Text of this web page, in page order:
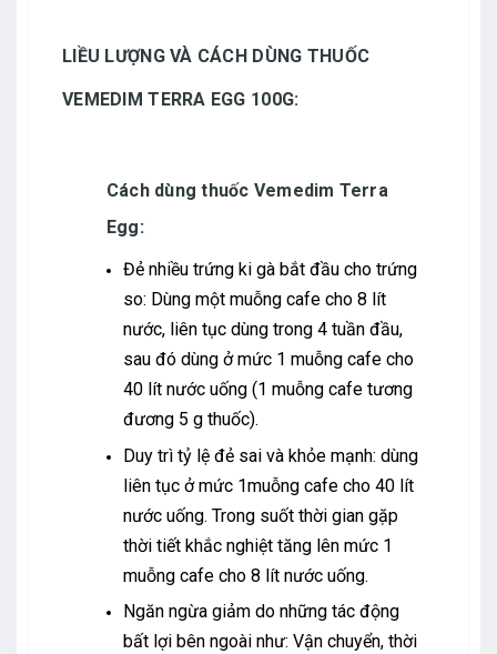
LIỀU LƯỢNG VÀ CÁCH DÙNG THUỐC
VEMEDIM TERRA EGG 100G:
Cách dùng thuốc Vemedim Terra
Egg:
Đẻ nhiều trứng ki gà bắt đầu cho trứng
so: Dùng một muỗng cafe cho 8 lít
nước, liên tục dùng trong 4 tuần đầu,
sau đó dùng ở mức 1 muỗng cafe cho
40 lít nước uống (1 muỗng cafe tương
đương 5 g thuốc).
Duy trì tỷ lệ đẻ sai và khỏe mạnh: dùng
liên tục ở mức 1muỗng cafe cho 40 lít
nước uống. Trong suốt thời gian gặp
thời tiết khắc nghiệt tăng lên mức 1
muỗng cafe cho 8 lít nước uống.
Ngăn ngừa giảm do những tác động
bất lợi bên ngoài như: Vận chuyển, thời